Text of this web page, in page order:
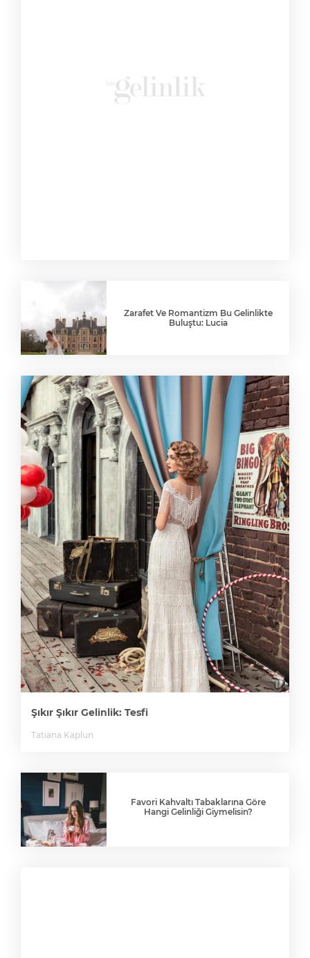
Zarafet Ve Romantizm Bu Gelinlikte
Buluştu: Lucia
Şıkır Şıkır Gelinlik: Tesfi
Tatiana Kaplun
Favori Kahvaltı Tabaklarına Göre
Hangi Gelinliği Giymelisin?